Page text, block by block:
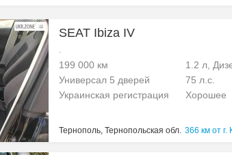
SEAT Ibiza IV
.
199 000 км 1.2 л,
Универсал 5 дверей
75 л.с.
Украинская регистрация
Хорошее
Тернополь, Тернопольская обл. 366 км от г.